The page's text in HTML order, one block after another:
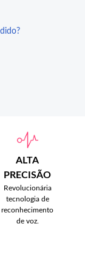
ALTA
PRECISÃO
Revolucionária
tecnologia de
reconhecimento
de voz.